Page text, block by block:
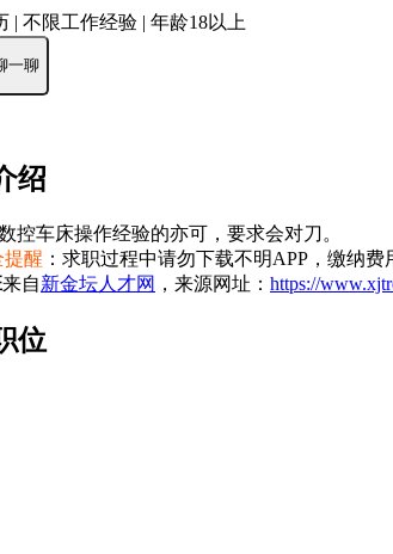
| 不限工作经验 | 年龄18以上
一聊
绍
控车床操作经验的亦可，要求会对刀。
提醒 ：求职过程中请勿下载不明APP，缴纳
来自新金坛人才网 ，来源网址： https://
位